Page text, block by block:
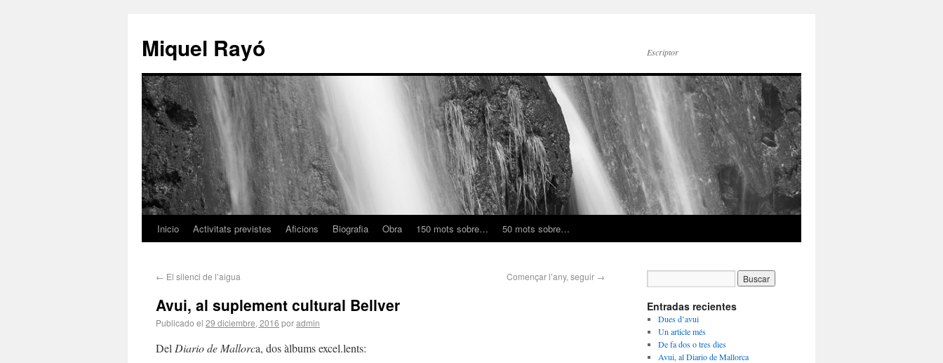
Miquel Rayó Escriptor
Inicio Activitats previstes Aficions Biografia Obra 150 mots sobre… 50 mots sobre…
← El silenci de l’aigua Començar l’any, seguir →
Avui, al suplement cultural Bellver
Publicado el 29 diciembre, 2016 poradmin
Del Diario de Mallorca, dos àlbums excel.lents:
Entradas recientes
Dues d’avui
Un article més
De fa dos o tres dies
Avui, al Diario de Mallorca